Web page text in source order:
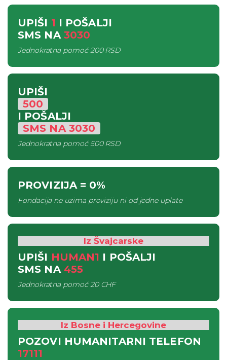
UPIŠI 1 I POŠALJI
SMS NA 3030
Jednokratna pomoć200 RSD
UPIŠI
500
I POŠALJI
SMS NA3030
Jednokratna pomoć500 RSD
PROVIZIJA= 0%
Fondacija ne uzima proviziju ni od jedne uplate
Iz Švajcarske
UPIŠI HUMAN1 I POŠALJI
SMS NA 455
Jednokratna pomoć20 CHF
Iz Bosne i Hercegovine
POZOVI HUMANITARNI TELEFON
17111